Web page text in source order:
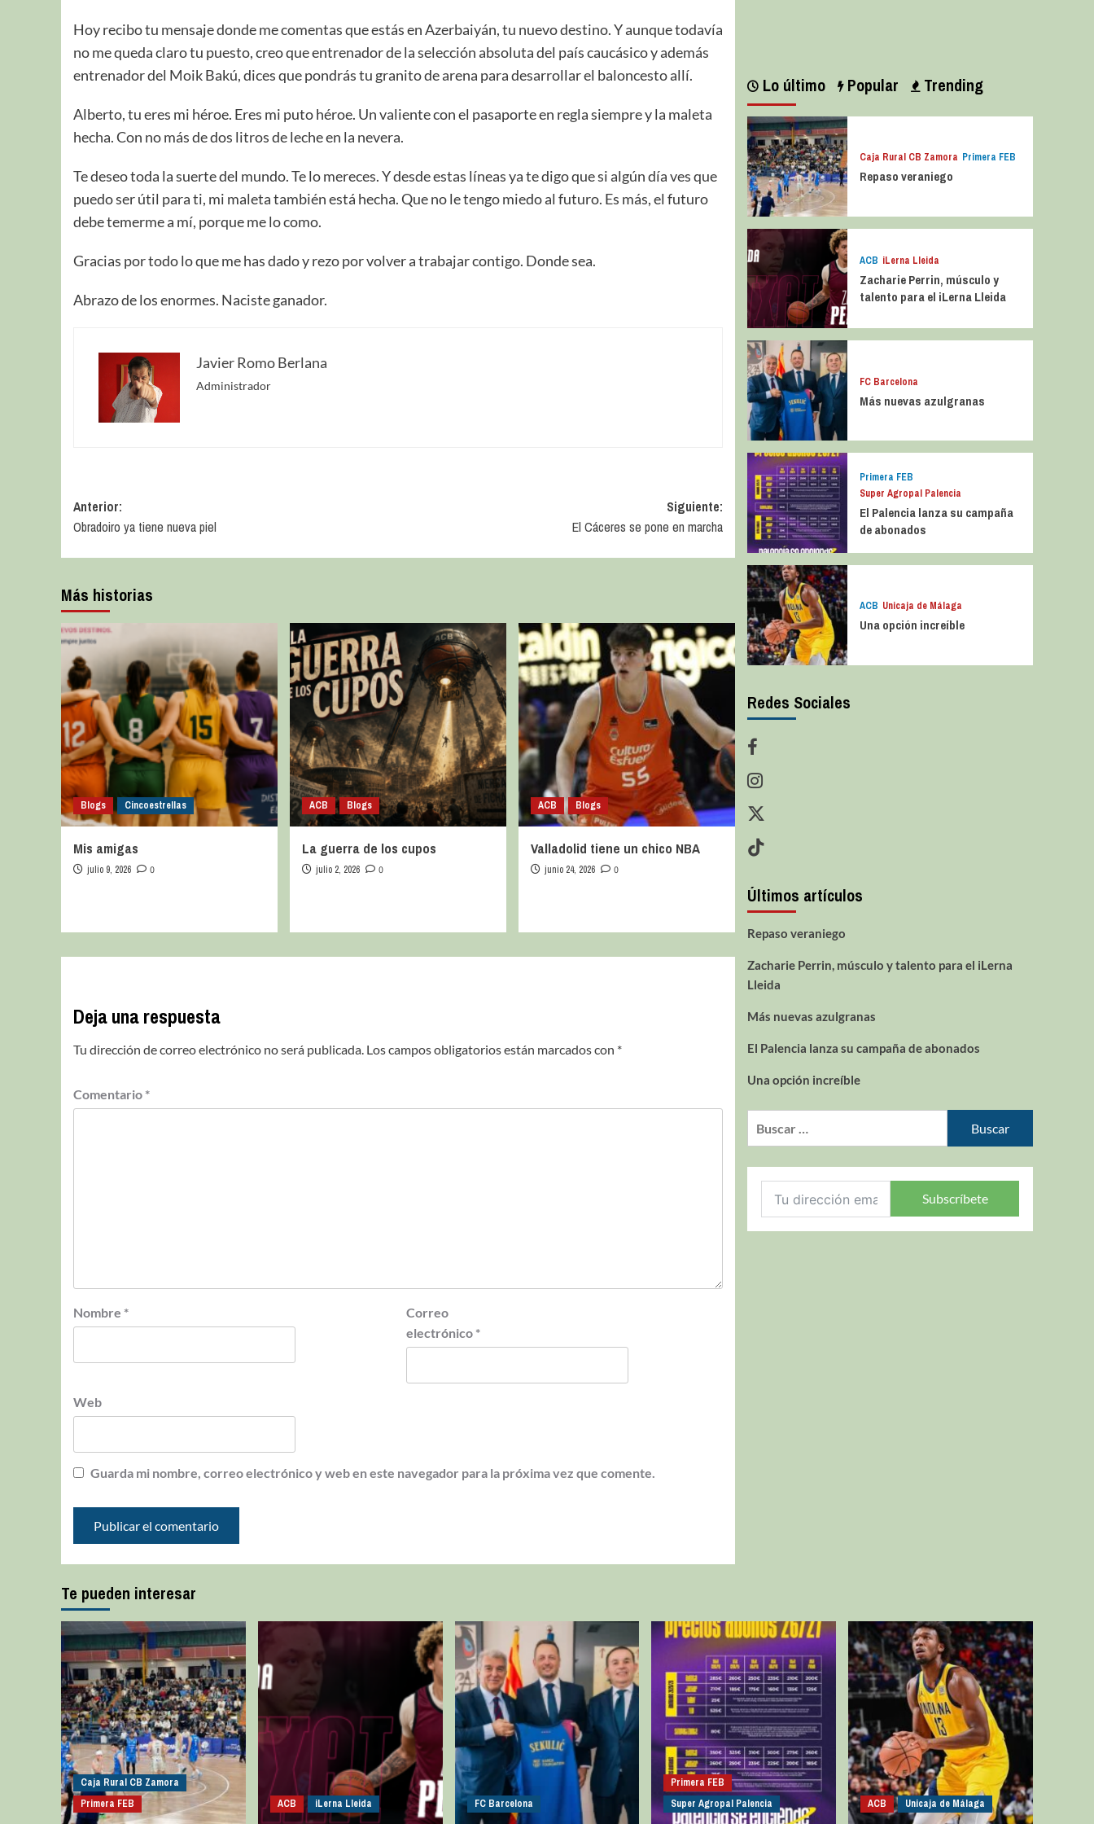
Hoy recibo tu mensaje donde me comentas que estás en Azerbaiyán, tu nuevo destino. Y aunque todavía
no me queda claro tu puesto, creo que entrenador de la selección absoluta del país caucásico y además
entrenador del Moik Bakú, dices que pondrás tu granito de arena para desarrollar el baloncesto allí.
Alberto, tu eres mi héroe. Eres mi puto héroe. Un valiente con el pasaporte en regla siempre y la maleta
hecha. Con no más de dos litros de leche en la nevera.
Te deseo toda la suerte del mundo. Te lo mereces. Y desde estas líneas ya te digo que si algún día ves que
puedo ser útil para ti, mi maleta también está hecha. Que no le tengo miedo al futuro. Es más, el futuro
debe temerme a mí, porque me lo como.
Gracias por todo lo que me has dado y rezo por volver a trabajar contigo. Donde sea.
Abrazo de los enormes. Naciste ganador.
Javier Romo Berlana
Administrador
Anterior:
Obradoiro ya tiene nueva piel
Siguiente:
El Cáceres se pone en marcha
Más historias
Blogs Cincoestrellas
Mis amigas
julio 9, 2026 0
ACB Blogs
La guerra de los cupos
julio 2, 2026 0
ACB Blogs
Valladolid tiene un chico NBA
junio 24, 2026 0
Deja una respuesta
Tu dirección de correo electrónico no será publicada. Los campos obligatorios están marcados con *
Comentario *
Nombre *
Correo
electrónico *
Web
Guarda mi nombre, correo electrónico y web en este navegador para la próxima vez que comente.
Lo último Popular Trending
Caja Rural CB Zamora Primera FEB
Repaso veraniego
ACB iLerna Lleida
Zacharie Perrin, músculo y
talento para el iLerna Lleida
FC Barcelona
Más nuevas azulgranas
Primera FEB
Super Agropal Palencia
El Palencia lanza su campaña
de abonados
ACB Unicaja de Málaga
Una opción increíble
Redes Sociales
Últimos artículos
Repaso veraniego
Zacharie Perrin, músculo y talento para el iLerna
Lleida
Más nuevas azulgranas
El Palencia lanza su campaña de abonados
Una opción increíble
Subscríbete
Te pueden interesar
Caja Rural CB Zamora
Primera FEB
ACB iLerna Lleida FC Barcelona
Primera FEB
Super Agropal Palencia
ACB Unicaja de Málaga